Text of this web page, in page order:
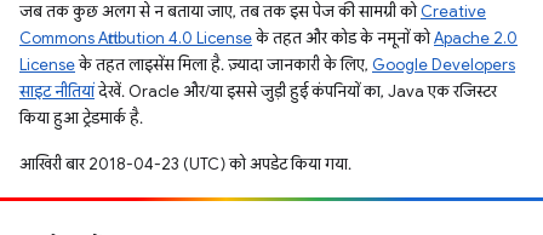
जब तक कुछ अलग से न बताया जाए, तब तक इस पेज की सामग्री कोCreative
Commons Attribution 4.0 Licenseके तहत और कोड के नमूनों कोApache 2.0
Licenseके तहत लाइसेंस मिला है. ज़्यादा जानकारी के लिए, Google Developers
साइट नीतियांदेखें. Oracle और/या इससे जुड़ी हुई कंपनियों का, Java एक रजिस्टर
किया हुआ ट्रेडमार्क है.
आखिरी बार 2018-04-23 (UTC) को अपडेट किया गया.